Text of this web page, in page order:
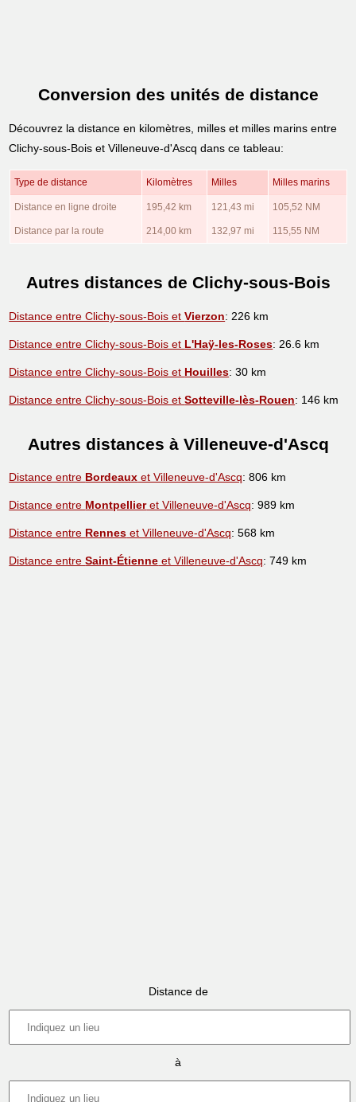
Conversion des unités de distance
Découvrez la distance en kilomètres, milles et milles marins entre
Clichy-sous-Bois et Villeneuve-d'Ascq dans ce tableau:
Type de distance Kilomètres Milles Milles marins
Distance en ligne droite 195,42 km 121,43 mi 105,52 NM
Distance par la route 214,00 km 132,97 mi 115,55 NM
Autres distances de Clichy-sous-Bois
Distance entre Clichy-sous-Bois etVierzon: 226 km
Distance entre Clichy-sous-Bois et L'Haÿ-les-Roses: 26.6 km
Distance entre Clichy-sous-Bois et Houilles: 30 km
Distance entre Clichy-sous-Bois etSotteville-lès-Rouen: 146 km
Autres distances à Villeneuve-d'Ascq
Distance entre Bordeaux et Villeneuve-d'Ascq: 806 km
Distance entre Montpellieret Villeneuve-d'Ascq: 989 km
Distance entre Rennes et Villeneuve-d'Ascq: 568 km
Distance entreSaint-Étienne et Villeneuve-d'Ascq: 749 km
Distance de
à